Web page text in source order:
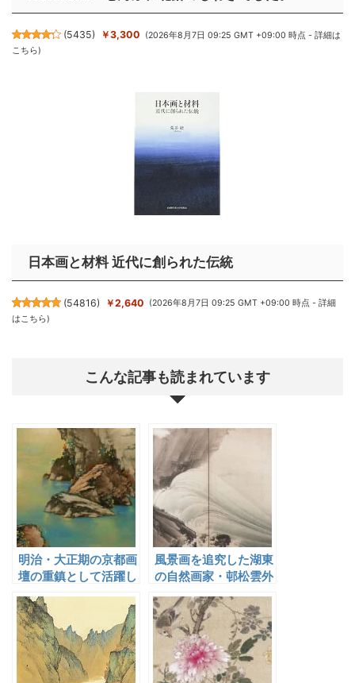
(5435) ￥3,300 (2026年8月7日 09:25 GMT +09:00 時点 -詳細は
こちら)
日本画と材料 近代に創られた伝統
(54816) ￥2,640 (2026年8月7日 09:25 GMT +09:00 時点 -詳細
はこちら)
こんな記事も読まれています
明治・大正期の京都画
壇の重鎮として活躍し
た山元春挙
風景画を追究した湖東
の自然画家・邨松雲外